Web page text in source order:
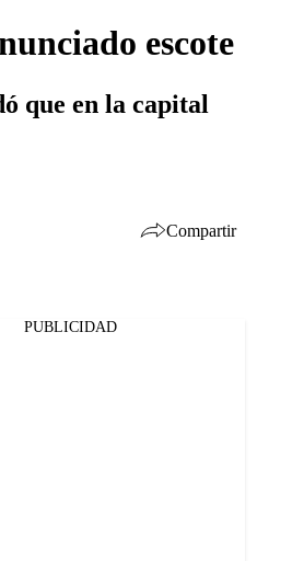
escote
que en la capital
Compartir
PUBLICIDAD